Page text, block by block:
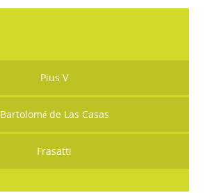
Pius V
Bartolomé de Las Casas
Frasatti